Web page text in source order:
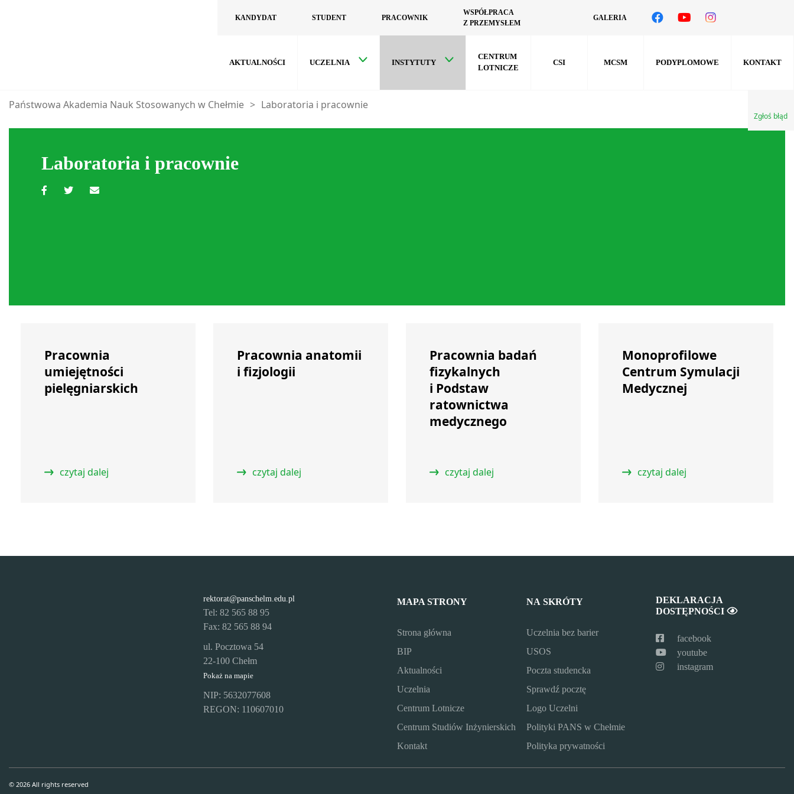
KANDYDAT STUDENT PRACOWNIK
WSPÓŁPRACA
Z PRZEMYSŁEM
GALERIA
AKTUALNOŚCI UCZELNIA INSTYTUTY
CENTRUM
LOTNICZE
CSI MCSM PODYPLOMOWE KONTAKT
Zgłoś błąd
Państwowa Akademia Nauk Stosowanych w Chełmie > Laboratoria i pracownie
Laboratoria i pracownie
Pracownia
umiejętności
pielęgniarskich
czytaj dalej
Pracownia anatomii
i fizjologii
czytaj dalej
Pracownia badań
fizykalnych
i Podstaw
ratownictwa
medycznego
czytaj dalej
Monoprofilowe
Centrum Symulacji
Medycznej
czytaj dalej
rektorat@panschelm.edu.pl
Tel: 82 565 88 95
Fax: 82 565 88 94
ul. Pocztowa 54
22-100 Chełm
Pokaż na mapie
NIP: 5632077608
REGON: 110607010
MAPA STRONY
Strona główna
BIP
Aktualności
Uczelnia
Centrum Lotnicze
Centrum Studiów Inżynierskich
Kontakt
NA SKRÓTY
Uczelnia bez barier
USOS
Poczta studencka
Sprawdź pocztę
Logo Uczelni
Polityki PANS w Chełmie
Polityka prywatności
DEKLARACJA
DOSTĘPNOŚCI
facebook
youtube
instagram
© 2026 All rights reserved